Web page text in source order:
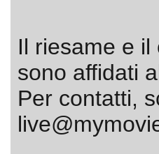
Il riesame e
sono affidati
Per contatti,